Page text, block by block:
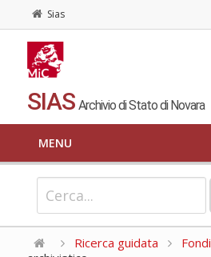
Sias
SIAS Archivio di Stato di Novara
MENU
Ricerca guidata Fondi